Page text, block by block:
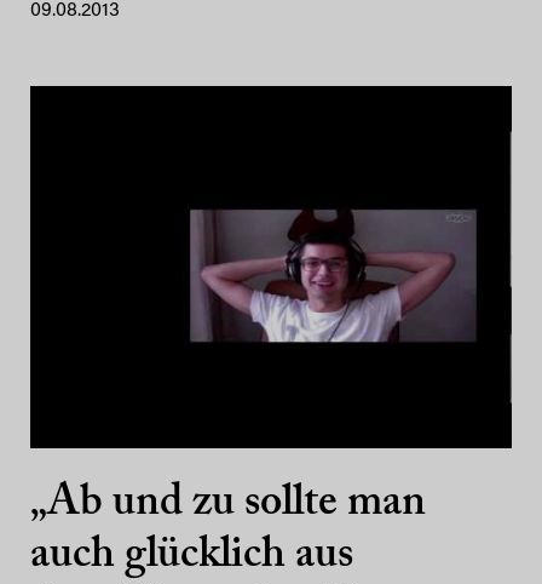
09.08.2013
„Ab und zu sollte man
auch glücklich aus